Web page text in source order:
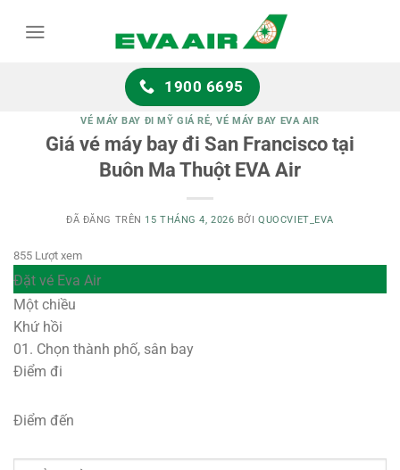
1900 6695
VÉ MÁY BAY ĐI MỸ GIÁ RẺ,VÉ MÁY BAY EVA AIR
Giá vé máy bay đi San Francisco tại
Buôn Ma Thuột EVA Air
ĐÃ ĐĂNG TRÊN 15 THÁNG 4, 2026 BỞIQUOCVIET_EVA
855 Lượt xem
Đặt vé Eva Air
Một chiều
Khứ hồi
01. Chọn thành phố, sân bay
Điểm đi
Điểm đến